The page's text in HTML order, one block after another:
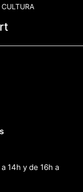
14h y de 16h a